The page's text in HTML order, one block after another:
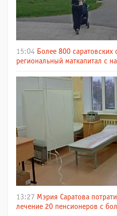
15:04 Более 800 саратовских
региональный маткапитал с
13:27 Мэрия Саратова
лечение 20 пенсионеров с